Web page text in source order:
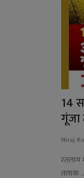
14
गूंजा
Niraj
रतलाम
तलाक